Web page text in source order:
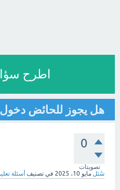
اطرح
هل يجوز للحائض
0
تصويتات
سُئل مايو 10، 2025 في تصنيف أسئلة